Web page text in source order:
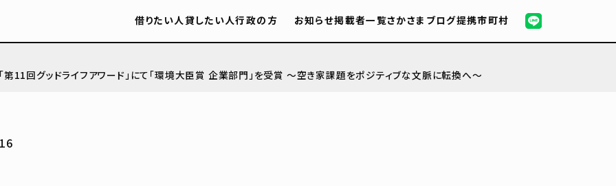
借りたい人貸したい人行政の方 お知らせ掲載者一覧さかさまブログ提携市町村
11回グッドライフアワード」にて「環境大臣賞 企業部門」を受賞 ～空き家課題をポジティブな文脈に転換へ～